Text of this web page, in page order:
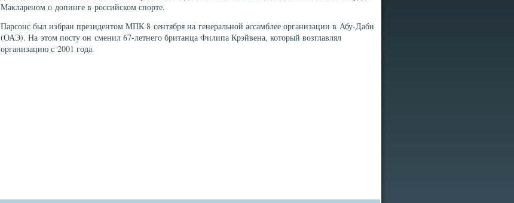
Маклареном о допинге в российском спорте.
Парсонс был избран президентом МПК 8 сентября на генеральной ассамблее организации в Абу-Даби
(ОАЭ). На этом посту он сменил 67-летнего британца Филипа Крэйвена, который возглавлял
организацию с 2001 года.